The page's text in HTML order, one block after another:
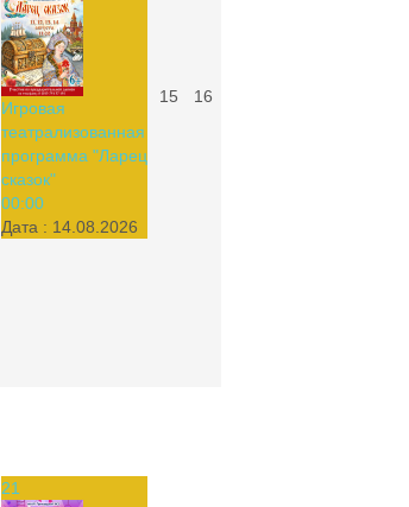
Игровая
театрализованная
программа "Ларец
сказок"
00:00
Дата : 14.08.2026
15 16
21